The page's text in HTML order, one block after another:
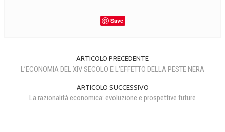
Save
ARTICOLO PRECEDENTE
L’ECONOMIA DEL XIV SECOLO E L’EFFETTO DELLA PESTE NERA
ARTICOLO SUCCESSIVO
La razionalità economica: evoluzione e prospettive future